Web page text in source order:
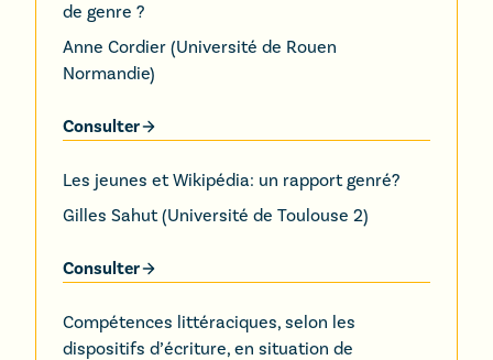
de genre ?
Anne Cordier (Université de Rouen
Normandie)
Consulter
Les jeunes et Wikipédia: un rapport genré?
Gilles Sahut(Université de Toulouse 2)
Consulter
Compétences littéraciques, selon les
dispositifs d’écriture, en situation de